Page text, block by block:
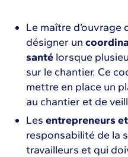
Le maître d’ouvrage
désigner un
santé lorsque
sur le chantier. Ce
mettre en place un
au chantier et de
Les entrepreneurs
responsabilité de la
travailleurs et qui